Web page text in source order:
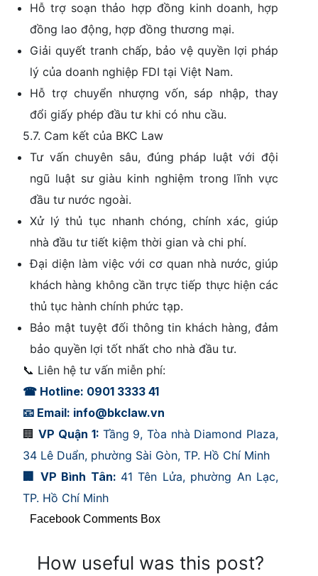
Hỗ trợ soạn thảo hợp đồng kinh doanh, hợp
đồng lao động, hợp đồng thương mại.
Giải quyết tranh chấp, bảo vệ quyền lợi pháp
lý của doanh nghiệp FDI tại Việt Nam.
Hỗ trợ chuyển nhượng vốn, sáp nhập, thay
đổi giấy phép đầu tư khi có nhu cầu.
5.7. Cam kết của BKC Law
Tư vấn chuyên sâu, đúng pháp luật với đội
ngũ luật sư giàu kinh nghiệm trong lĩnh vực
đầu tư nước ngoài.
Xử lý thủ tục nhanh chóng, chính xác, giúp
nhà đầu tư tiết kiệm thời gian và chi phí.
Đại diện làm việc với cơ quan nhà nước, giúp
khách hàng không cần trực tiếp thực hiện các
thủ tục hành chính phức tạp.
Bảo mật tuyệt đối thông tin khách hàng, đảm
bảo quyền lợi tốt nhất cho nhà đầu tư.
📞 Liên hệ tư vấn miễn phí:
☎ Hotline: 0901 3333 41
📧 Email: info@bkclaw.vn
🏢VP Quận 1: Tầng 9, Tòa nhà Diamond Plaza,
34 Lê Duẩn, phường Sài Gòn, TP. Hồ Chí Minh
🏢 VP Bình Tân: 41 Tên Lửa, phường An Lạc,
TP. Hồ Chí Minh
Facebook Comments Box
How useful was this post?